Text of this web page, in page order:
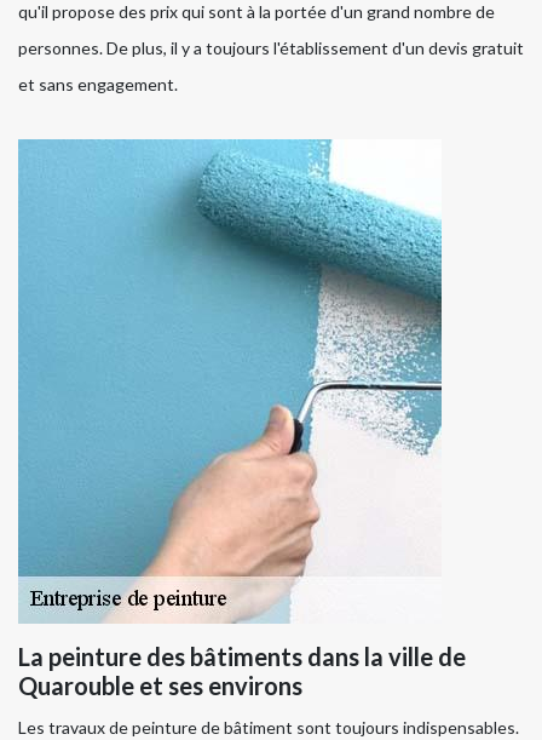
qu'il propose des prix qui sont à la portée d'un grand nombre de
personnes. De plus, il y a toujours l'établissement d'un devis gratuit
et sans engagement.
La peinture des bâtiments dans la ville de
Quarouble et ses environs
Les travaux de peinture de bâtiment sont toujours indispensables.